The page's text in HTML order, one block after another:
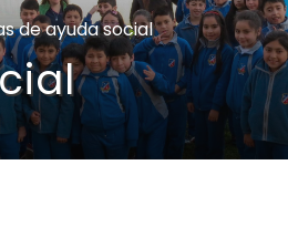
de ayuda social